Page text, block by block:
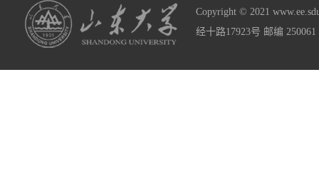
Copyright © 2021
经十路17923号 邮编